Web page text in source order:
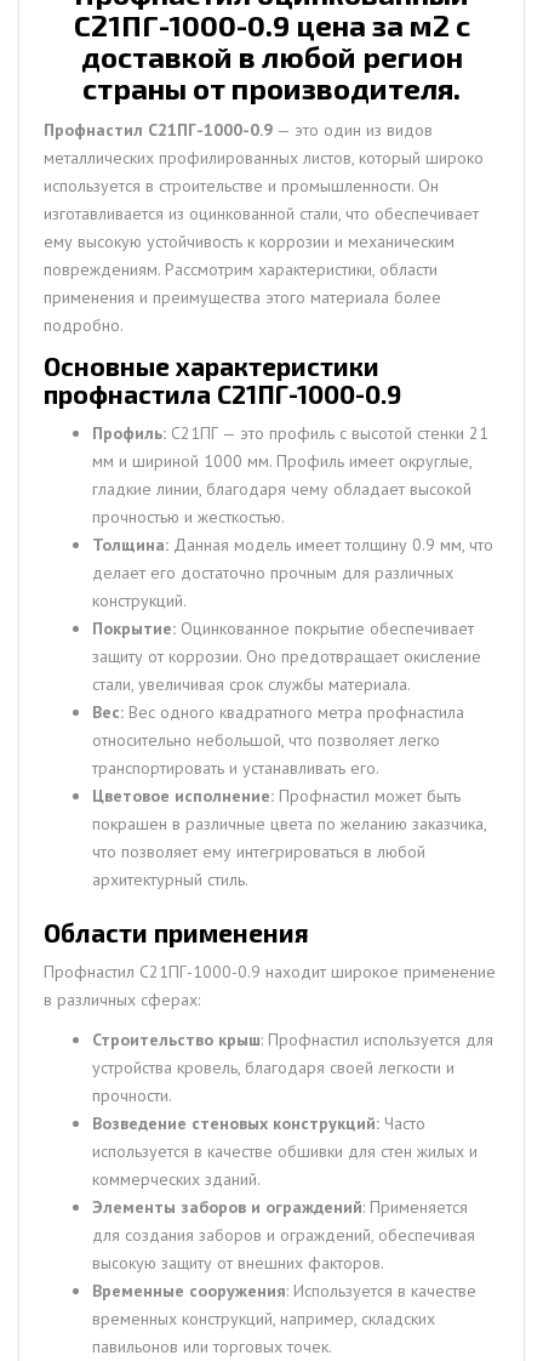
С21ПГ-1000-0.9 цена за м2 с
доставкой в любой регион
страны от производителя.
Профнастил С21ПГ-1000-0.9 — это один из видов
металлических профилированных листов, который широко
используется в строительстве и промышленности. Он
изготавливается из оцинкованной стали, что обеспечивает
ему высокую устойчивость к коррозии и механическим
повреждениям. Рассмотрим характеристики, области
применения и преимущества этого материала более
подробно.
Основные характеристики
профнастила С21ПГ-1000-0.9
Профиль: С21ПГ — это профиль с высотой стенки 21
мм и шириной 1000 мм. Профиль имеет округлые,
гладкие линии, благодаря чему обладает высокой
прочностью и жесткостью.
Толщина: Данная модель имеет толщину 0.9 мм, что
делает его достаточно прочным для различных
конструкций.
Покрытие: Оцинкованное покрытие обеспечивает
защиту от коррозии. Оно предотвращает окисление
стали, увеличивая срок службы материала.
Вес: Вес одного квадратного метра профнастила
относительно небольшой, что позволяет легко
транспортировать и устанавливать его.
Цветовое исполнение: Профнастил может быть
покрашен в различные цвета по желанию заказчика,
что позволяет ему интегрироваться в любой
архитектурный стиль.
Области применения
Профнастил С21ПГ-1000-0.9 находит широкое применение
в различных сферах:
Строительство крыш: Профнастил используется для
устройства кровель, благодаря своей легкости и
прочности.
Возведение стеновых конструкций: Часто
используется в качестве обшивки для стен жилых и
коммерческих зданий.
Элементы заборов и ограждений: Применяется
для создания заборов и ограждений, обеспечивая
высокую защиту от внешних факторов.
Временные сооружения: Используется в качестве
временных конструкций, например, складских
павильонов или торговых точек.